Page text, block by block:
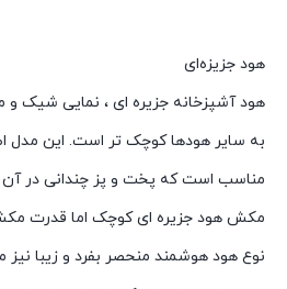
هود جزیزه‌ای
هود آشپزخانه جزیره ای ، نمایی شیک و
به سایر هودها کوچک تر است. این مدل
مناسب است که پخت و پز چندانی در
مکش هود جزیره ای کوچک اما قدرت
نوع هود هوشمند منحصر بفرد و زیبا